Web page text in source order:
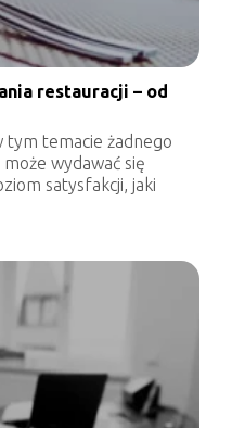
restauracji – od
tym temacie żadnego
wydawać się
satysfakcji, jaki